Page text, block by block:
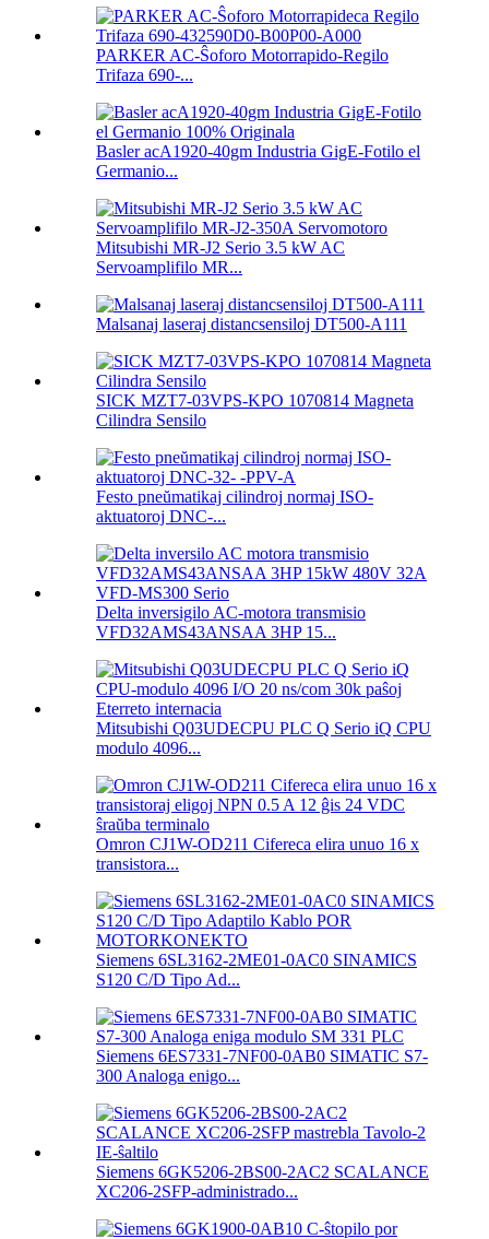
PARKER AC-Ŝoforo Motorrapido-Regilo
Trifaza 690-...
Basler acA1920-40gm Industria GigE-Fotilo el
Germanio...
Mitsubishi MR-J2 Serio 3.5 kW AC
Servoamplifilo MR...
Malsanaj laseraj distancsensiloj DT500-A111
SICK MZT7-03VPS-KPO 1070814 Magneta
Cilindra Sensilo
Festo pneŭmatikaj cilindroj normaj ISO-
aktuatoroj DNC-...
Delta inversigilo AC-motora transmisio
VFD32AMS43ANSAA 3HP 15...
Mitsubishi Q03UDECPU PLC Q Serio iQ CPU
modulo 4096...
Omron CJ1W-OD211 Cifereca elira unuo 16 x
transistora...
Siemens 6SL3162-2ME01-0AC0 SINAMICS
S120 C/D Tipo Ad...
Siemens 6ES7331-7NF00-0AB0 SIMATIC S7-
300 Analoga enigo...
Siemens 6GK5206-2BS00-2AC2 SCALANCE
XC206-2SFP-administrado...